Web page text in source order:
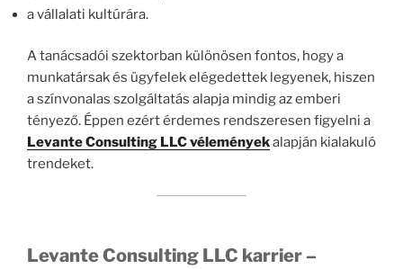
a vállalati kultúrára.
A tanácsadói szektorban különösen fontos, hogy a
munkatársak és ügyfelek elégedettek legyenek, hiszen
a színvonalas szolgáltatás alapja mindig az emberi
tényező. Éppen ezért érdemes rendszeresen figyelni a
Levante Consulting LLC véleményekalapján kialakuló
trendeket.
Levante Consulting LLC karrier –